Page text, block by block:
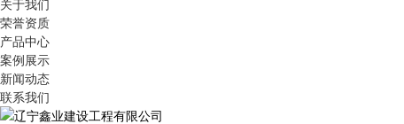
关于我们
荣誉资质
产品中心
案例展示
新闻动态
联系我们